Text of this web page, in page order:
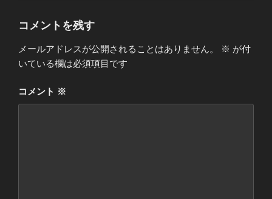
コメントを残す
メールアドレスが公開されることはありません。 ※ が付
いている欄は必須項目です
コメント ※